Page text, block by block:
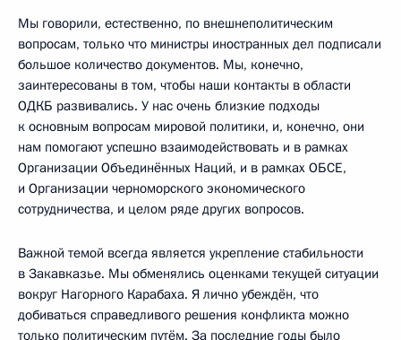
Мы говорили, естественно, по внешнеполитическим
вопросам, только что министры иностранных дел подписали
большое количество документов. Мы, конечно,
заинтересованы в том, чтобы наши контакты в области
ОДКБ развивались. У нас очень близкие подходы
к основным вопросам мировой политики, и, конечно, они
нам помогают успешно взаимодействовать и в рамках
Организации Объединённых Наций, и в рамках ОБСЕ,
и Организации черноморского экономического
сотрудничества, и целом ряде других вопросов.
Важной темой всегда является укрепление стабильности
в Закавказье. Мы обменялись оценками текущей ситуации
вокруг Нагорного Карабаха. Я лично убеждён, что
добиваться справедливого решения конфликта можно
только политическим путём. За последние годы было